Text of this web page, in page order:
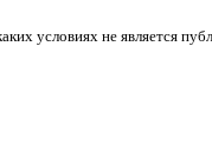
условиях не является